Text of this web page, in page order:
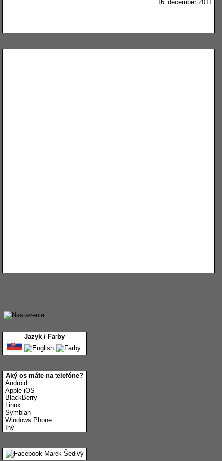
16. december 2011
Jazyk / Farby
Aký os máte na telefóne?
Android
Apple iOS
BlackBerry
Linux
Symbian
Windows Phone
Iný